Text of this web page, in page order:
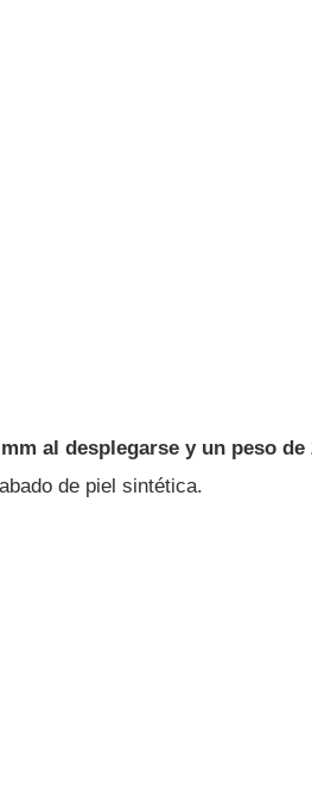
al desplegarse y un peso de
de piel sintética.